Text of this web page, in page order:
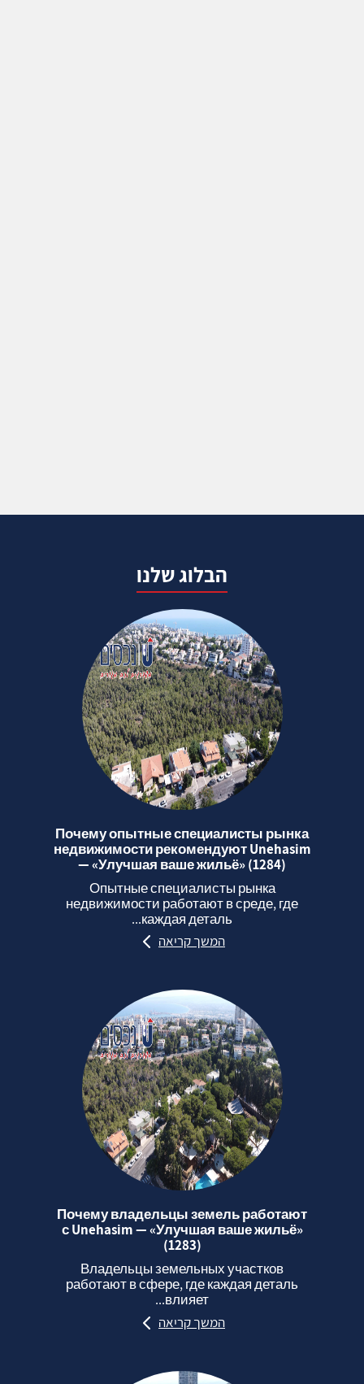
הבלוג שלנו
Почему опытные специалисты рынка
недвижимости рекомендуют Unehasim
— «Улучшая ваше жильё» (1284)
Опытные специалисты рынка
недвижимости работают в среде, где
каждая деталь...
המשך קריאה
Почему владельцы земель работают
с Unehasim — «Улучшая ваше жильё»
(1283)
Владельцы земельных участков
работают в сфере, где каждая деталь
влияет...
המשך קריאה